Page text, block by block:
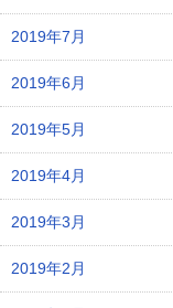
2019年7月
2019年6月
2019年5月
2019年4月
2019年3月
2019年2月